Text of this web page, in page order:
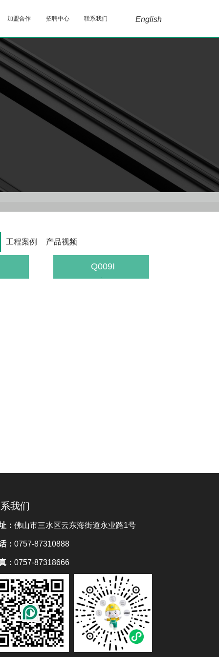
English
加盟合作 招聘中心 联系我们
工程案例 产品视频
Q009I
我们
： 佛山市三水区云东海街道永业路1号
： 0757-87310888
： 0757-87318666